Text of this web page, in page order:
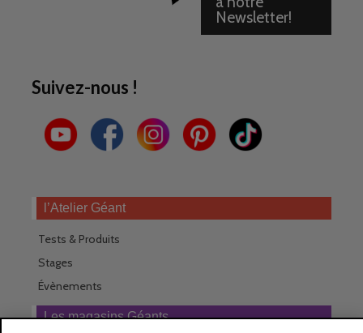
Newsletter!
Suivez-nous !
l’Atelier Géant
Tests & Produits
Stages
Évènements
Les magasins Géants